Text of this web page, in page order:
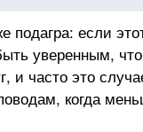
подагра: если
уверенным,
и часто это
когда